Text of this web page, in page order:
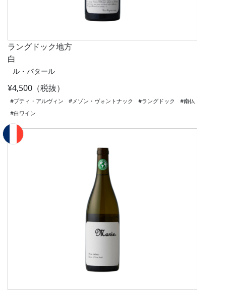
ラングドック地方
白
ル・バタール
¥4,500（税抜）
#プティ・アルヴィン #メゾン・ヴォントナック #ラングドック
#南仏
#白ワイン